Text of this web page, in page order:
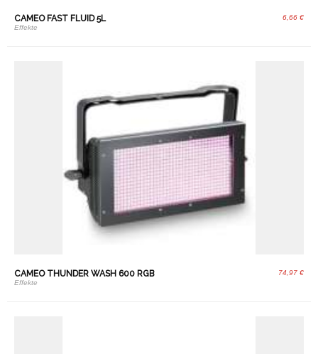
6,66 €
CAMEO FAST FLUID 5L
Effekte
74,97 €
CAMEO THUNDER WASH 600 RGB
Effekte